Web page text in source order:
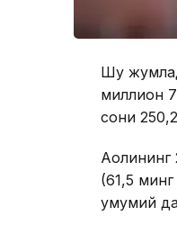
Шу
миллион
сони
(61,5
умумий